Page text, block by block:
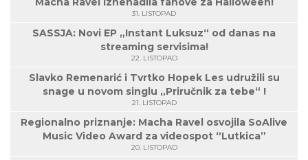
31. LISTOPAD
SASSJA: Novi EP „Instant Luksuz“ od danas na
streaming servisima!
22. LISTOPAD
Slavko Remenarić i Tvrtko Hopek Les udružili su
snage u novom singlu „Priručnik za tebe“ !
21. LISTOPAD
Regionalno priznanje: Macha Ravel osvojila SoAlive
Music Video Award za videospot “Lutkica”
20. LISTOPAD